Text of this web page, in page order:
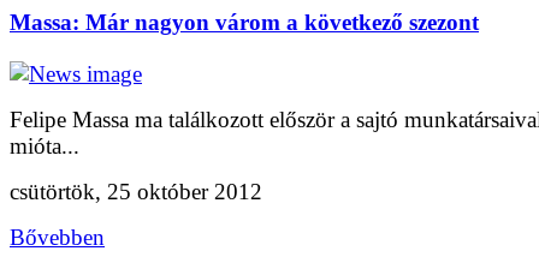
Massa: Már nagyon várom a következő szezont
Felipe Massa ma találkozott először a sajtó
mióta...
csütörtök, 25 október 2012
Bővebben